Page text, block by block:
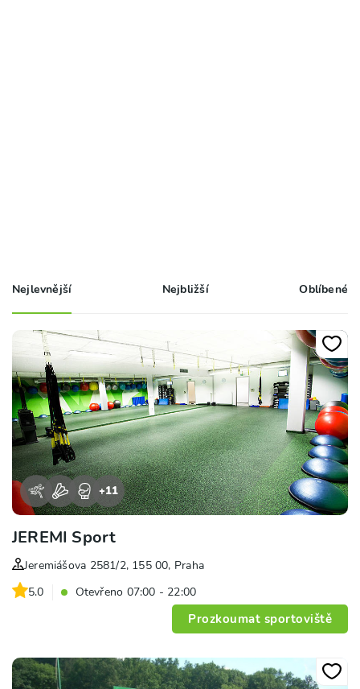
Nejlevnější Nejbližší Oblíbené
+11
JEREMI Sport
Jeremiášova 2581/2, 155 00, Praha
5.0
Otevřeno 07:00 - 22:00
Prozkoumat sportoviště